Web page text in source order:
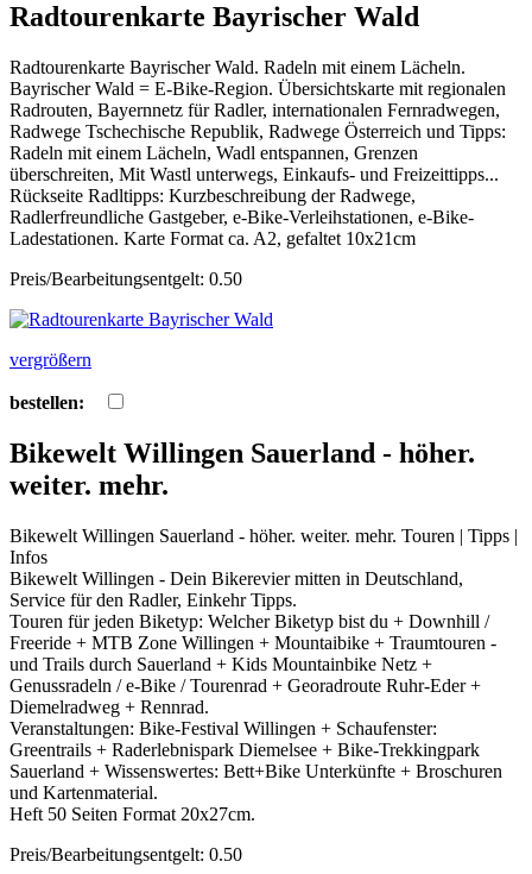
Radtourenkarte Bayrischer Wald
Radtourenkarte Bayrischer Wald. Radeln mit einem Lächeln.
Bayrischer Wald = E-Bike-Region. Übersichtskarte mit regionalen
Radrouten, Bayernnetz für Radler, internationalen Fernradwegen,
Radwege Tschechische Republik, Radwege Österreich und Tipps:
Radeln mit einem Lächeln, Wadl entspannen, Grenzen
überschreiten, Mit Wastl unterwegs, Einkaufs- und Freizeittipps...
Rückseite Radltipps: Kurzbeschreibung der Radwege,
Radlerfreundliche Gastgeber, e-Bike-Verleihstationen, e-Bike-
Ladestationen. Karte Format ca. A2, gefaltet 10x21cm
Preis/Bearbeitungsentgelt: 0.50
vergrößern
bestellen:
Bikewelt Willingen Sauerland - höher.
weiter. mehr.
Bikewelt Willingen Sauerland - höher. weiter. mehr. Touren | Tipps |
Infos
Bikewelt Willingen - Dein Bikerevier mitten in Deutschland,
Service für den Radler, Einkehr Tipps.
Touren für jeden Biketyp: Welcher Biketyp bist du + Downhill /
Freeride + MTB Zone Willingen + Mountaibike + Traumtouren -
und Trails durch Sauerland + Kids Mountainbike Netz +
Genussradeln / e-Bike / Tourenrad + Georadroute Ruhr-Eder +
Diemelradweg + Rennrad.
Veranstaltungen: Bike-Festival Willingen + Schaufenster:
Greentrails + Raderlebnispark Diemelsee + Bike-Trekkingpark
Sauerland + Wissenswertes: Bett+Bike Unterkünfte + Broschuren
und Kartenmaterial.
Heft 50 Seiten Format 20x27cm.
Preis/Bearbeitungsentgelt: 0.50